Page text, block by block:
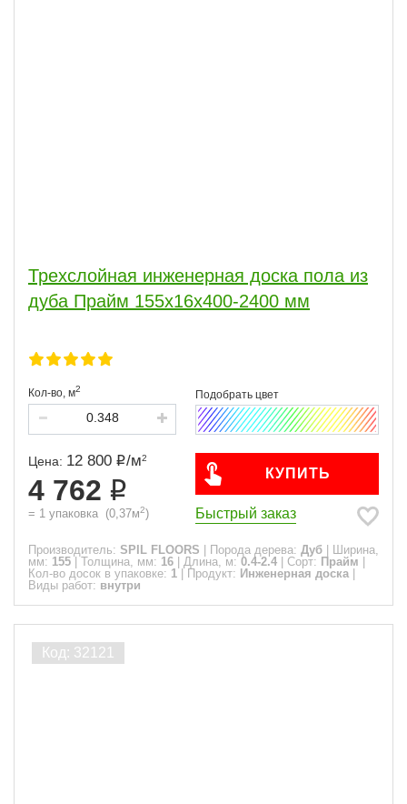
Трехслойная инженерная доска пола из
дуба Прайм 155х16х400-2400 мм
Кол-во, м2
Цена: 12 800 /м2
4 762
= 1 упаковка (0,37м2)
КУПИТЬ
Быстрый заказ
Производитель: SPIL FLOORS Порода дерева: Дуб
Ширина,
мм: 155 Толщина, мм: 16 Длина, м: 0.4-2.4 Сорт: Прайм
Кол-во досок в упаковке: 1 Продукт: Инженерная доска
Виды работ: внутри